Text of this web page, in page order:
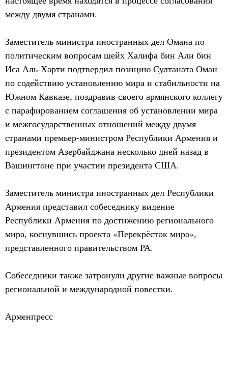
между двумя странами.
Заместитель министра иностранных дел Омана по
политическим вопросам шейх Халифа бин Али бин
Иса Аль-Харти подтвердил позицию Султаната Оман
по содействию установлению мира и стабильности на
Южном Кавказе, поздравив своего армянского коллегу
с парафированием соглашения об установлении мира
и межгосударственных отношений между двумя
странами премьер-министром Республики Армения и
президентом Азербайджана несколько дней назад в
Вашингтоне при участии президента США.
Заместитель министра иностранных дел Республики
Армения представил собеседнику видение
Республики Армения по достижению регионального
мира, коснувшись проекта «Перекрёсток мира»,
представленного правительством РА.
Собеседники также затронули другие важные вопросы
региональной и международной повестки.
Арменпресс